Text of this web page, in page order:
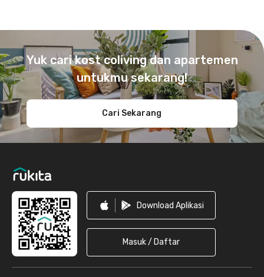
Yuk cari kost coliving dan apartemen
untukmu sekarang!
Cari Sekarang
Download Aplikasi
Masuk / Daftar